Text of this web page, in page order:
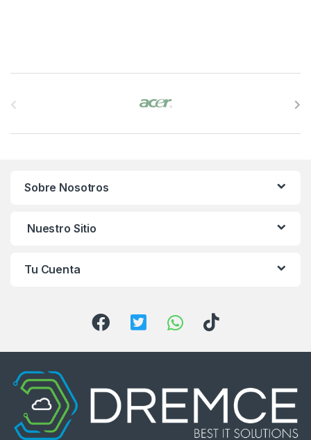
Sobre Nosotros
Nuestro Sitio
Tu Cuenta